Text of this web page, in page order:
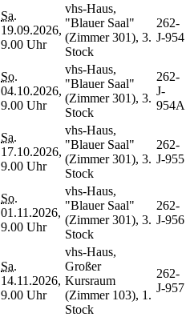
Sa.
19.09.2026,
9.00 Uhr
vhs-Haus,
"Blauer Saal"
(Zimmer 301), 3.
Stock
262-
J-954
So.
04.10.2026,
9.00 Uhr
vhs-Haus,
"Blauer Saal"
(Zimmer 301), 3.
Stock
262-
J-
954A
Sa.
17.10.2026,
9.00 Uhr
vhs-Haus,
"Blauer Saal"
(Zimmer 301), 3.
Stock
262-
J-955
So.
01.11.2026,
9.00 Uhr
vhs-Haus,
"Blauer Saal"
(Zimmer 301), 3.
Stock
262-
J-956
Sa.
14.11.2026,
9.00 Uhr
vhs-Haus,
Großer
Kursraum
(Zimmer 103), 1.
Stock
262-
J-957